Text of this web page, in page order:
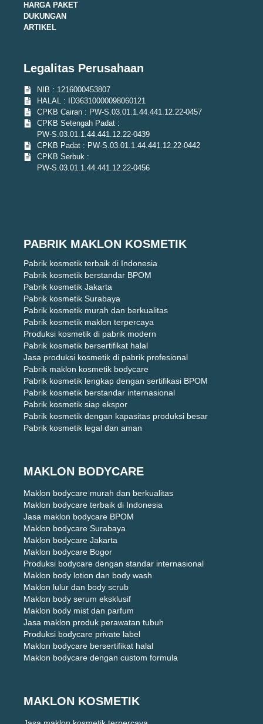
HARGA PAKET
DUKUNGAN
ARTIKEL
Legalitas Perusahaan
NIB : 1216000453807
HALAL : ID36310000098060121
CPKB Cairan : PW-S.03.01.1.44.441.12.22-0457
CPKB Setengah Padat :
PW-S.03.01.1.44.441.12.22-0439
CPKB Padat : PW-S.03.01.1.44.441.12.22-0442
CPKB Serbuk :
PW-S.03.01.1.44.441.12.22-0456
PABRIK MAKLON KOSMETIK
Pabrik kosmetik terbaik di Indonesia
Pabrik kosmetik berstandar BPOM
Pabrik kosmetik Jakarta
Pabrik kosmetik Surabaya
Pabrik kosmetik murah dan berkualitas
Pabrik kosmetik maklon terpercaya
Produksi kosmetik di pabrik modern
Pabrik kosmetik bersertifikat halal
Jasa produksi kosmetik di pabrik profesional
Pabrik maklon kosmetik bodycare
Pabrik kosmetik lengkap dengan sertifikasi BPOM
Pabrik kosmetik berstandar internasional
Pabrik kosmetik siap ekspor
Pabrik kosmetik dengan kapasitas produksi besar
Pabrik kosmetik legal dan aman
MAKLON BODYCARE
Maklon bodycare murah dan berkualitas
Maklon bodycare terbaik di Indonesia
Jasa maklon bodycare BPOM
Maklon bodycare Surabaya
Maklon bodycare Jakarta
Maklon bodycare Bogor
Produksi bodycare dengan standar internasional
Maklon body lotion dan body wash
Maklon lulur dan body scrub
Maklon body serum eksklusif
Maklon body mist dan parfum
Jasa maklon produk perawatan tubuh
Produksi bodycare private label
Maklon bodycare bersertifikat halal
Maklon bodycare dengan custom formula
MAKLON KOSMETIK